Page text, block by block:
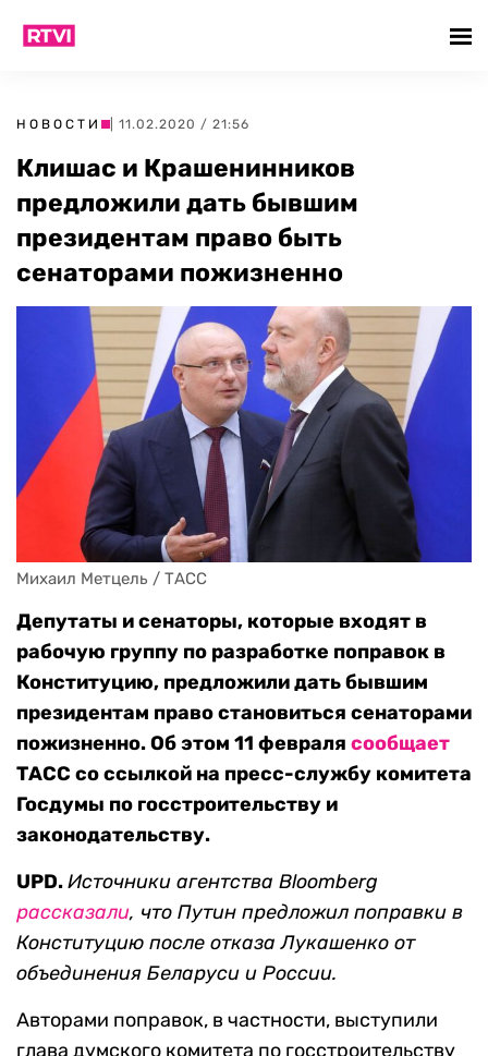
НОВОСТИ | 11.02.2020 / 21:56
Клишас и Крашенинников
предложили дать бывшим
президентам право быть
сенаторами пожизненно
Михаил Метцель / ТАСС
Депутаты и сенаторы, которые входят в
рабочую группу по разработке поправок в
Конституцию, предложили дать бывшим
президентам право становиться сенаторами
пожизненно. Об этом 11 февраля сообщает
ТАСС со ссылкой на пресс-службу комитета
Госдумы по госстроительству и
законодательству.
UPD.Источники агентства Bloomberg
рассказали, что Путин предложил поправки в
Конституцию после отказа Лукашенко от
объединения Беларуси и России.
Авторами поправок, в частности, выступили
глава думского комитета по госстроительству